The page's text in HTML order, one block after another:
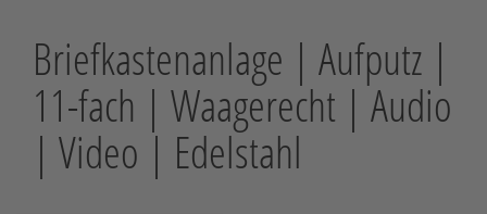
Briefkastenanlage | Aufputz |
11-fach | Waagerecht | Audio
| Video | Edelstahl